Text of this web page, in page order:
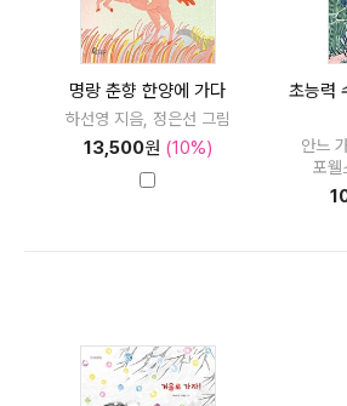
명랑 춘향 한양에 가다
하선영 지음, 정은선 그림
13,500원 (10%)
초능력
안느
포웰